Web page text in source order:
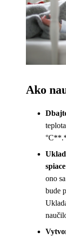
Ako
ono
bude